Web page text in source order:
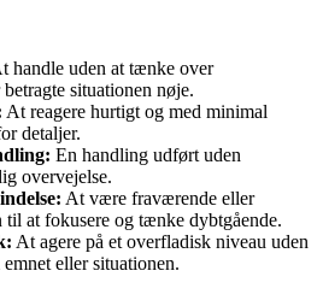
handle uden at tænke over
situationen nøje.
At reagere hurtigt og med minimal
detaljer.
En handling udført uden
overvejelse.
At være fraværende eller
til at fokusere og tænke dybtgående.
At agere på et overfladisk niveau uden
eller situationen.